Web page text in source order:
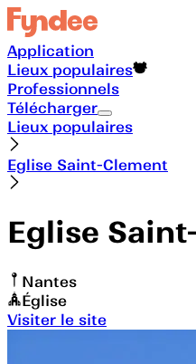
Application
Lieux populaires
Professionnels
Télécharger
Lieux populaires
Eglise Saint-Clement
Eglise
Nantes
Église
Visiter le site